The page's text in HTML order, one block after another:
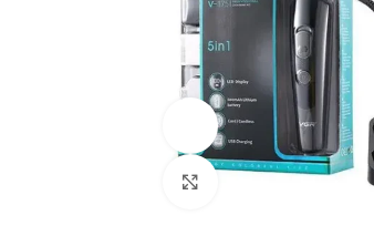
Ver vídeo
Haga Clic Para Ampliar